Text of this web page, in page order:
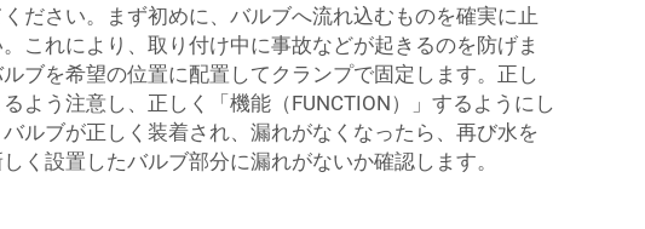
ださい。まず初めに、バルブへ流れ込むものを確実に止
これにより、取り付け中に事故などが起きるのを防げま
ブを希望の位置に配置してクランプで固定します。正し
よう注意し、正しく「機能（FUNCTION）」するようにし
ルブが正しく装着され、漏れがなくなったら、再び水を
く設置したバルブ部分に漏れがないか確認します。